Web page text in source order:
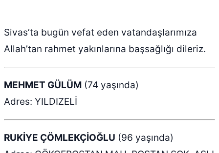
Sivas’ta bugün vefat eden vatandaşlarımıza
Allah’tan rahmet yakınlarına başsağlığı dileriz.
MEHMET GÜLÜM (74 yaşında)
Adres: YILDIZELİ
RUKİYE ÇÖMLEKÇİOĞLU (96 yaşında)